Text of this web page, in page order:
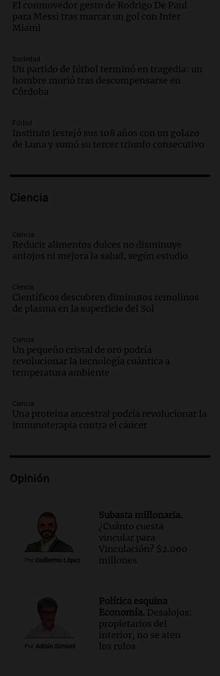
Audio.Ley de Propiedad Privada: el revés
en el Congreso expuso una debilidad
comunicacional del Gobierno
Episodios
Audio.Casabindo se prepara para una
celebración única: 30.000 turistas y el
tradicional Toreo de la Vincha
Audio.Borges, abogada de Pourrain:
"Tres hombres se lo llevaron para
hacerle preguntas y nunca regresó"
Episodios
metros del río Suquía y retiraron hasta
Episodios
Audio.La historia de la servilleta que
firmó Jorge Messi para el primer
Episodios
Audio.Joan Gaspart: "Sin Jorge, no sé si
Episodios
Audio.El orgullo y el sueño argentino de
Jorge Messi en una entrevista con Rony
Episodios
Audio.El abuelo de Agostina Vega, tras
Una mañana para todos
Audio.
Una mañana para todos
Episodios
Audio. Murió Jorge Messi
Una mañana para todos
Audio. Mateo, a los 25 años, lucha
contra el tiempo: necesita un trasplante
para poder seguir viviend
Una mañana para todos
Episodios
El conmovedor gesto de Rodrigo De Paul
para Messi tras marcar un gol con Inter
Miami
Sociedad
Un partido de fútbol terminó en tragedia: un
hombre murió tras descompensarse en
Córdoba
Fútbol
Instituto festejó sus 108 años con un golazo
de Luna y sumó su tercer triunfo consecutivo
Ciencia
Ciencia
Reducir alimentos dulces no disminuye
antojos ni mejora la salud, según estudio
Ciencia
Científicos descubren diminutos remolinos
de plasma en la superficie del Sol
Ciencia
Un pequeño cristal de oro podría
revolucionar la tecnología cuántica a
temperatura ambiente
Ciencia
Una proteína ancestral podría revolucionar la
inmunoterapia contra el cáncer
Opinión
Por Guillermo López
Subasta millonaria.
¿Cuánto cuesta
vincular para
Vinculación? $2.000
millones
Por Adrián Simioni
Política esquina
Economía. Desalojos:
propietarios del
interior, no se aten
los rulos